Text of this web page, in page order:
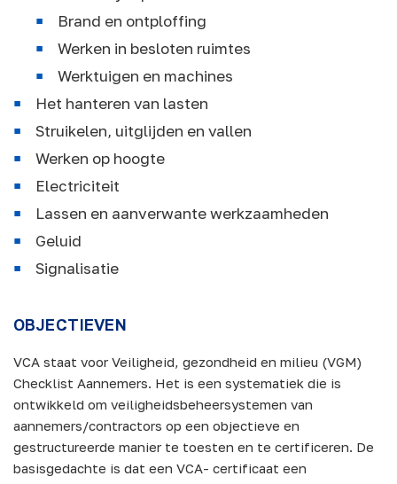
Brand en ontploffing
Werken in besloten ruimtes
Werktuigen en machines
Het hanteren van lasten
Struikelen, uitglijden en vallen
Werken op hoogte
Electriciteit
Lassen en aanverwante werkzaamheden
Geluid
Signalisatie
OBJECTIEVEN
VCA staat voor Veiligheid, gezondheid en milieu (VGM)
Checklist Aannemers. Het is een systematiek die is
ontwikkeld om veiligheidsbeheersystemen van
aannemers/contractors op een objectieve en
gestructureerde manier te toesten en te certificeren. De
basisgedachte is dat een VCA- certificaat een